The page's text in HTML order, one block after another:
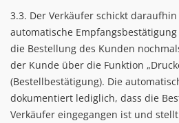
3.3. Der Verkäufer schickt
automatische
die Bestellung des Kunden
der Kunde über die Funktion
(Bestellbestätigung). Die
dokumentiert lediglich, dass die
Verkäufer eingegangen ist und